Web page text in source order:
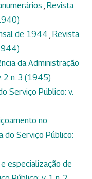
, Revista
de 1944 , Revista
da Administração
2 n. 3 (1945)
Serviço Público: v.
no
do Serviço Público:
especialização de